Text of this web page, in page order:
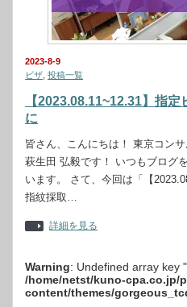
2023-8-9
ビザ 投稿一覧
【2023.08.11~12.31】指
に
皆さん、こんにちは！ 東京コン
萩生田 弘毅です！ いつもブログ
います。 さて、今回は「【
指紋採取…
詳細を見る
Warning: Undefined array key
/home/netst/kuno-cpa.co.jp/
content/themes/